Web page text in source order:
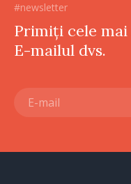
#newsletter
Primiți cele
E-mailul dvs.